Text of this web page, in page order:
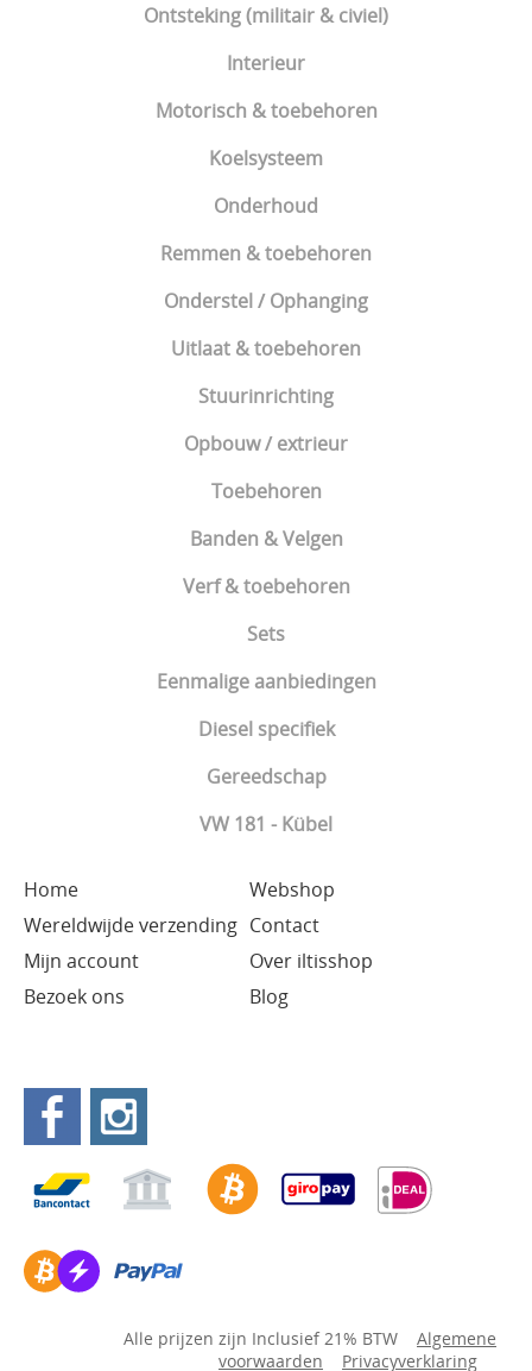
Ontsteking (militair & civiel)
Interieur
Motorisch & toebehoren
Koelsysteem
Onderhoud
Remmen & toebehoren
Onderstel / Ophanging
Uitlaat & toebehoren
Stuurinrichting
Opbouw / extrieur
Toebehoren
Banden & Velgen
Verf & toebehoren
Sets
Eenmalige aanbiedingen
Diesel specifiek
Gereedschap
VW 181 - Kübel
Home
Webshop
Wereldwijde verzending Contact
Mijn account
Over iltisshop
Bezoek ons
Blog
Alle prijzen zijn Inclusief 21% BTW
Algemene
voorwaarden
Privacyverklaring